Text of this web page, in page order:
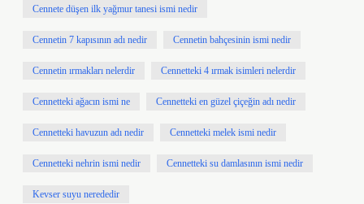
Cennete düşen ilk yağmur tanesi ismi nedir
Cennetin 7 kapısının adı nedir Cennetin bahçesinin ismi nedir
Cennetin ırmakları nelerdir Cennetteki 4 ırmak isimleri nelerdir
Cennetteki ağacın ismi ne Cennetteki en güzel çiçeğin adı nedir
Cennetteki havuzun adı nedir Cennetteki melek ismi nedir
Cennetteki nehrin ismi nedir Cennetteki su damlasının ismi nedir
Kevser suyu nerededir